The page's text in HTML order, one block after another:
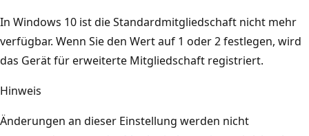
In Windows 10 ist die Standardmitgliedschaft nicht mehr
verfügbar. Wenn Sie den Wert auf 1 oder 2 festlegen, wird
das Gerät für erweiterte Mitgliedschaft registriert.
Hinweis
Änderungen an dieser Einstellung werden nicht